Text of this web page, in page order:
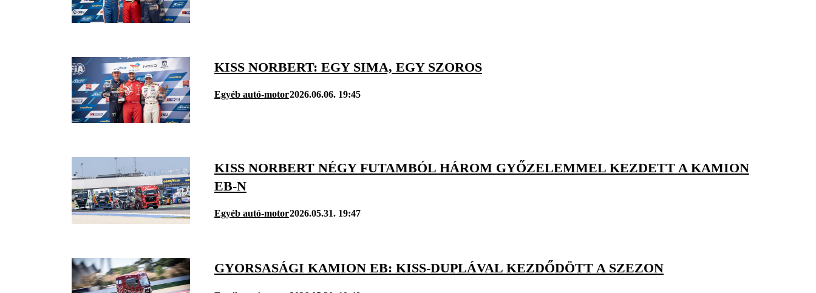
KISS NORBERT: EGY SIMA, EGY SZOROS
Egyéb autó-motor2026.06.06. 19:45
KISS NORBERT NÉGY FUTAMBÓL HÁROM GYŐZELEMMEL KEZDETT A KAMION
EB-N
Egyéb autó-motor2026.05.31. 19:47
GYORSASÁGI KAMION EB: KISS-DUPLÁVAL KEZDŐDÖTT A SZEZON